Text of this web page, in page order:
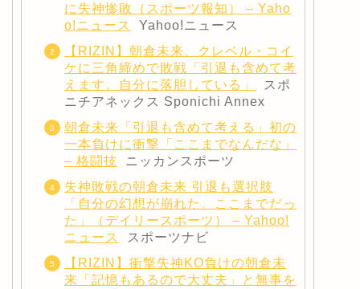
に失神惨敗（スポーツ報知） – Yaho
o!ニュース
Yahoo!ニュース
【RIZIN】朝倉未来、クレベル・コイ
ケに三角締めで敗戦「引退も含めて考
えます。自分に落胆している」
スポ
ニチアネックス Sponichi Annex
朝倉未来「引退も含めて考える」初の
一本負けに衝撃「ここまでなんだな」
– 格闘技
ニッカンスポーツ
失神敗戦の朝倉未来 引退も選択肢
「自分の幻想が崩れた。ここまでだっ
た」（デイリースポーツ） – Yahoo!
ニュース
スポーツナビ
【RIZIN】衝撃失神KO負けの朝倉未
来「記憶もあるので大丈夫」と無事を